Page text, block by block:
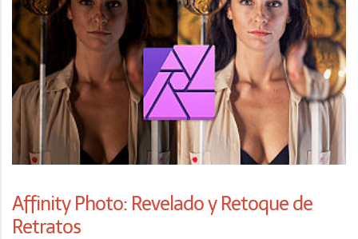
Affinity Photo: Revelado y Retoque de
Retratos